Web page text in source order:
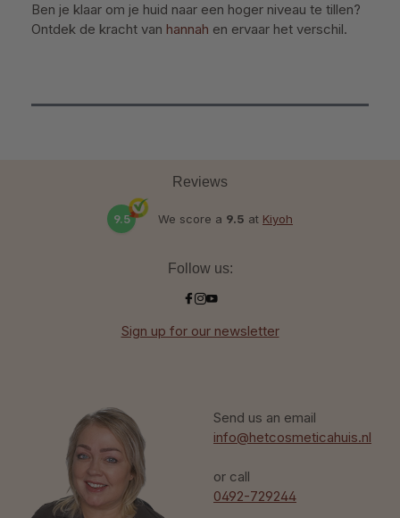
Ben je klaar om je huid naar een hoger niveau te tillen?
Ontdek de kracht van hannah en ervaar het verschil.
Send us an email
info@hetcosmeticahuis.nl
or call
0492-729244
Reviews
9.5 We score a 9.5 at Kiyoh
Follow us:
Sign up for our newsletter